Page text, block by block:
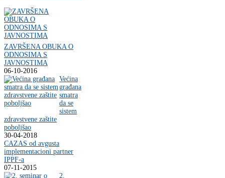
ZAVRŠENA OBUKA O
ODNOSIMA S
JAVNOSTIMA
06-10-2016
Većina
građana
smatra
da se
sistem
zdravstvene zaštite
poboljšao
30-04-2018
CAZAS od avgusta
implementacioni partner
IPPF-a
07-11-2015
2.